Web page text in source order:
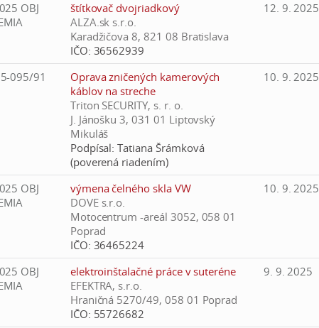
OBJ
štítkovač dvojriadkový
ALZA.sk s.r.o.
Karadžičova 8, 821 08 Bratislava
IČO: 36562939
12. 9. 2025
095/91
Oprava zničených kamerových
káblov na streche
Triton SECURITY, s. r. o.
J. Jánošku 3, 031 01 Liptovský
Mikuláš
Podpísal: Tatiana Šrámková
(poverená riadením)
10. 9. 2025
OBJ
výmena čelného skla VW
DOVE s.r.o.
Motocentrum -areál 3052, 058 01
Poprad
IČO: 36465224
10. 9. 2025
OBJ
elektroinštalačné práce v suteréne
EFEKTRA, s.r.o.
Hraničná 5270/49, 058 01 Poprad
IČO: 55726682
9. 9. 2025